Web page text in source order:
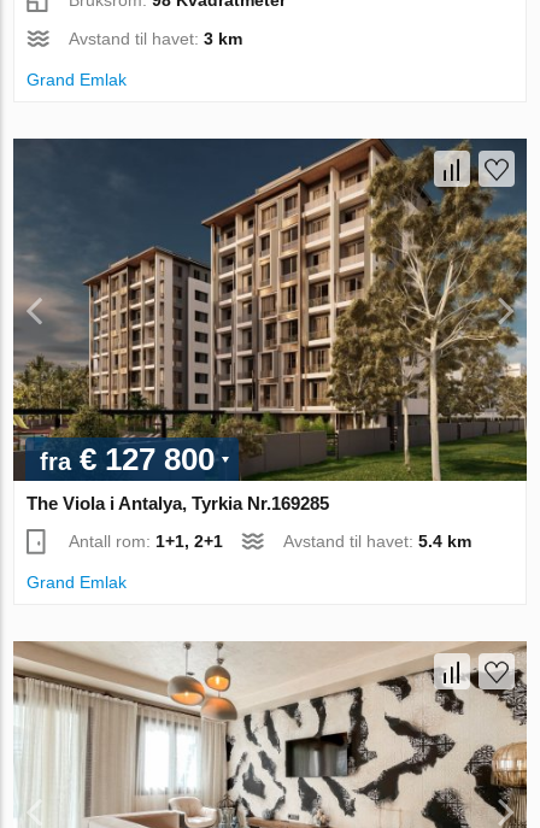
Avstand til havet:3 km
Grand Emlak
fra€ 127 800
The Viola i Antalya, Tyrkia Nr.169285
Antall rom: 1+1, 2+1 Avstand til havet:5.4 km
Grand Emlak